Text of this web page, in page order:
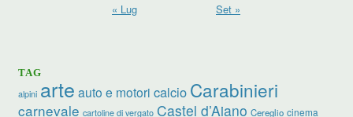
« Lug
Set »
TAG
alpini arte auto e motori calcio Carabinieri
carnevale cartoline di vergato Castel d’Aiano Cereglio cinema